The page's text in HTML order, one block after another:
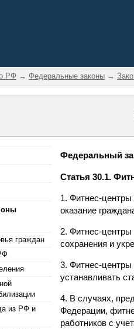
РФ → Федеральные законы →
граждан
из РФ и
Федеральный
Статья 30.1.
1. Фитнес-центры
оказание
2. Фитнес-центры
сохранения и
3. Фитнес-
устанавливать
4. В случаях,
Федерации,
работников с